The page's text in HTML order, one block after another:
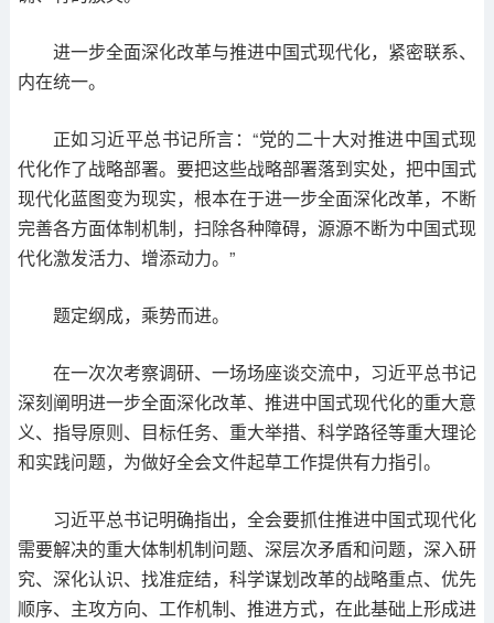
进一步全面深化改革与推进中国式现代化，紧密联系、
内在统一。
正如习近平总书记所言：“党的二十大对推进中国式现
代化作了战略部署。要把这些战略部署落到实处，把中国式
现代化蓝图变为现实，根本在于进一步全面深化改革，不断
完善各方面体制机制，扫除各种障碍，源源不断为中国式现
代化激发活力、增添动力。”
题定纲成，乘势而进。
在一次次考察调研、一场场座谈交流中，习近平总书记
深刻阐明进一步全面深化改革、推进中国式现代化的重大意
义、指导原则、目标任务、重大举措、科学路径等重大理论
和实践问题，为做好全会文件起草工作提供有力指引。
习近平总书记明确指出，全会要抓住推进中国式现代化
需要解决的重大体制机制问题、深层次矛盾和问题，深入研
究、深化认识、找准症结，科学谋划改革的战略重点、优先
顺序、主攻方向、工作机制、推进方式，在此基础上形成进